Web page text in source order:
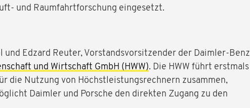
und Raumfahrtforschung eingesetzt.
Edzard Reuter, Vorstandsvorsitzender der Daimler-Benz
und Wirtschaft GmbH (HWW). Die HWW führt erstmals
die Nutzung von Höchstleistungsrechnern zusammen,
Daimler und Porsche den direkten Zugang zu den